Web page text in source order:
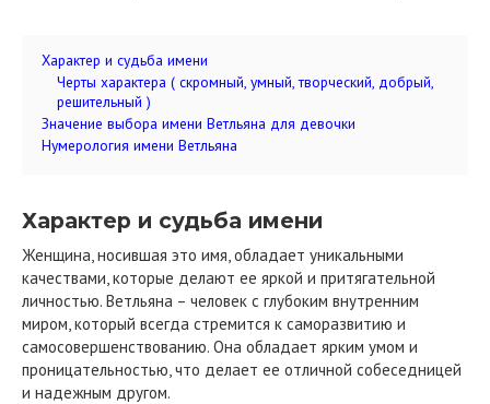
Характер и судьба имени
Черты характера ( скромный, умный, творческий, добрый,
решительный )
Значение выбора имени Ветльяна для девочки
Нумерология имени Ветльяна
Характер и судьба имени
Женщина, носившая это имя, обладает уникальными
качествами, которые делают ее яркой и притягательной
личностью. Ветльяна – человек с глубоким внутренним
миром, который всегда стремится к саморазвитию и
самосовершенствованию. Она обладает ярким умом и
проницательностью, что делает ее отличной собеседницей
и надежным другом.